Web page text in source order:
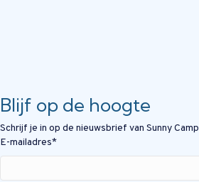
Blijf op de hoogte
Schrijf je in op de nieuwsbrief van Sunny Camp
E-mailadres*